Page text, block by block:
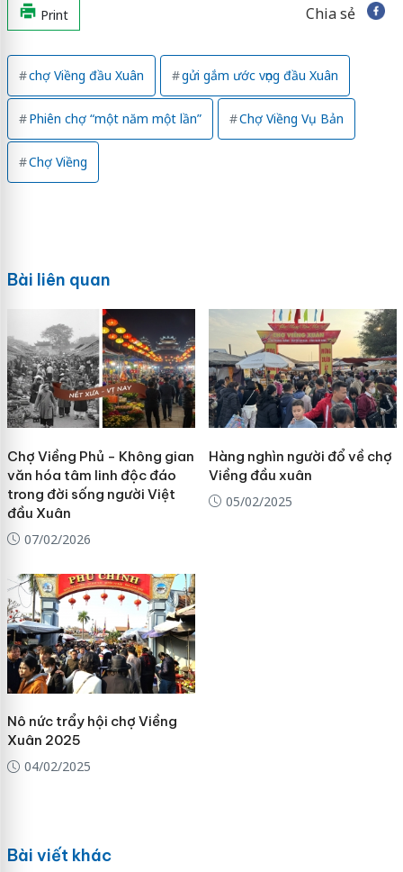
Print Chia sẻ
chợ Viềng đầu Xuân gửi gắm ước vọng đầu Xuân
Phiên chợ “một năm một lần” Chợ Viềng Vụ Bản
Chợ Viềng
Bài liên quan
Chợ Viềng Phủ - Không gian
văn hóa tâm linh độc đáo
trong đời sống người Việt
đầu Xuân
07/02/2026
Hàng nghìn người đổ về chợ
Viềng đầu xuân
05/02/2025
Nô nức trẩy hội chợ Viềng
Xuân 2025
04/02/2025
Bài viết khác